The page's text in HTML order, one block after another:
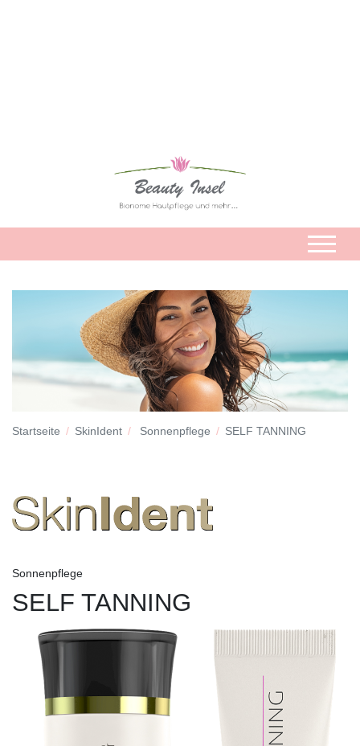
Startseite SkinIdent Sonnenpflege SELF TANNING
Sonnenpflege
SELF TANNING